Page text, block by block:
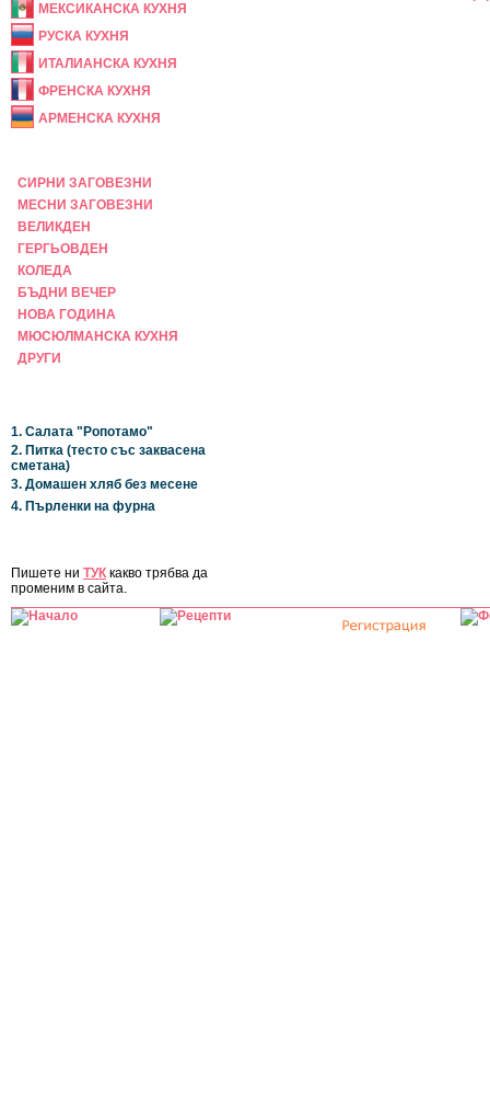
МЕКСИКАНСКА КУХНЯ
РУСКА КУХНЯ
ИТАЛИАНСКА КУХНЯ
ФРЕНСКА КУХНЯ
АРМЕНСКА КУХНЯ
СИРНИ ЗАГОВЕЗНИ
МЕСНИ ЗАГОВЕЗНИ
ВЕЛИКДЕН
ГЕРГЬОВДЕН
КОЛЕДА
БЪДНИ ВЕЧЕР
НОВА ГОДИНА
МЮСЮЛМАНСКА КУХНЯ
ДРУГИ
1. Салата "Ропотамо"
2. Питка (тесто със заквасена
сметана)
3. Домашен хляб без месене
4. Пърленки на фурна
Пишете ни ТУК какво трябва да
променим в сайта.